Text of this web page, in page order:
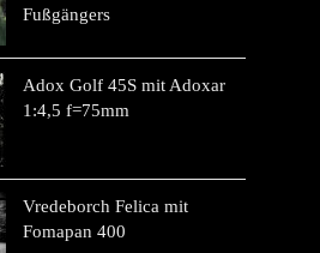
Fußgängers
Adox Golf 45S mit Adoxar
1:4,5 f=75mm
Vredeborch Felica mit
Fomapan 400